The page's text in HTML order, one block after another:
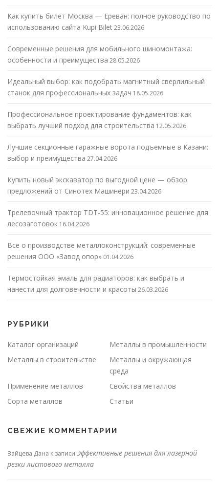
Как купить билет Москва — Ереван: полное руководство по
использованию сайта Kupi Bilet23.06.2026
Современные решения для мобильного шиномонтажа:
особенности и преимущества 28.05.2026
Идеальный выбор: как подобрать магнитный сверлильный
станок для профессиональных задач 18.05.2026
Профессиональное проектирование фундаментов: как
выбрать лучший подход для строительства 12.05.2026
Лучшие секционные гаражные ворота подъемные в Казани:
выбор и преимущества 27.04.2026
Купить новый экскаватор по выгодной цене — обзор
предложений от Синотех Машинери 23.04.2026
Трелевочный трактор TDT-55: инновационное решение для
лесозаготовок 16.04.2026
Все о производстве металлоконструкций: современные
решения ООО «Завод опор» 01.04.2026
Термостойкая эмаль для радиаторов: как выбрать и
нанести для долговечности и красоты 26.03.2026
РУБРИКИ
Каталог организаций
Металлы в промышленности
Металлы в строительстве
Металлы и окружающая
среда
Применение металлов
Свойства металлов
Сорта металлов
Статьи
СВЕЖИЕ КОММЕНТАРИИ
Зайцева Дана к записи Эффективные решения для лазерной
резки листового металла